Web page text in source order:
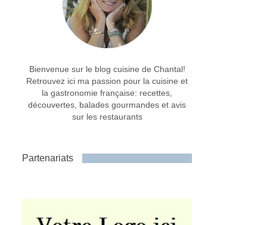
Bienvenue sur le blog cuisine de Chantal!
Retrouvez ici ma passion pour la cuisine et
la gastronomie française: recettes,
découvertes, balades gourmandes et avis
sur les restaurants
Partenariats